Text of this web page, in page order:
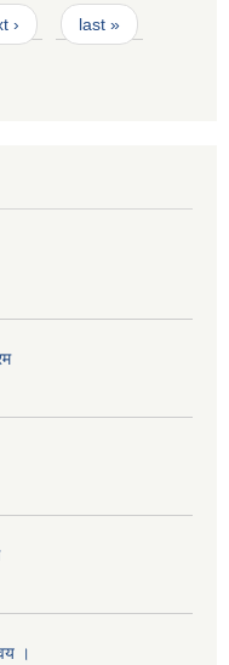
› last »
।